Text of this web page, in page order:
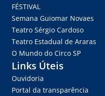
FÉSTIVAL
Semana Guiomar Novaes
Teatro Sérgio Cardoso
Teatro Estadual de Araras
O Mundo do Circo SP
Links Úteis
Ouvidoria
Portal da transparência